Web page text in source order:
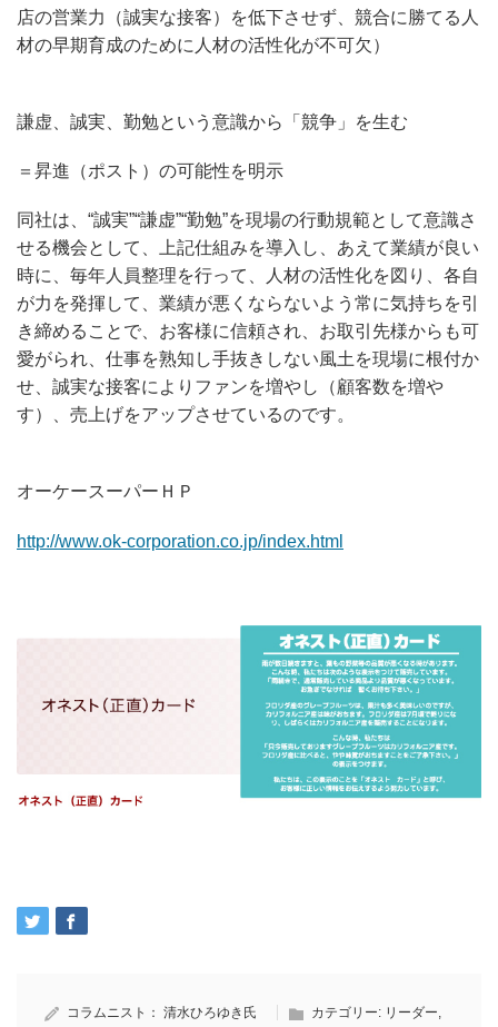
店の営業力（誠実な接客）を低下させず、競合に勝てる人
材の早期育成のために人材の活性化が不可欠）
謙虚、誠実、勤勉という意識から「競争」を生む
＝昇進（ポスト）の可能性を明示
同社は、“誠実”“謙虚”“勤勉”を現場の行動規範として意識さ
せる機会として、上記仕組みを導入し、あえて業績が良い
時に、毎年人員整理を行って、人材の活性化を図り、各自
が力を発揮して、業績が悪くならないよう常に気持ちを引
き締めることで、お客様に信頼され、お取引先様からも可
愛がられ、仕事を熟知し手抜きしない風土を現場に根付か
せ、誠実な接客によりファンを増やし（顧客数を増や
す）、売上げをアップさせているのです。
オーケースーパーＨＰ
http://www.ok-corporation.co.jp/index.html
コラムニスト： 清水ひろゆき氏 カテゴリー: リーダー,